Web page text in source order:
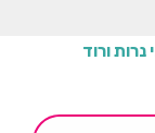
נרות ורוד